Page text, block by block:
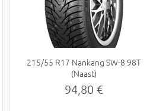
215/55 R17 Nankang SW-8 98T
(Naast)
94,80 €